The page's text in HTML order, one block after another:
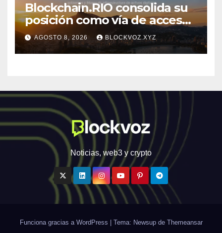
Blockchain.RIO consolida su
posición como vía de acceso
institucional a la
infraestructura financiera
digital de América Latina
AGOSTO 8, 2026 BLOCKVOZ.XYZ
Noticias, web3 y crypto
Funciona gracias a WordPress Tema: Newsup de Themeansar